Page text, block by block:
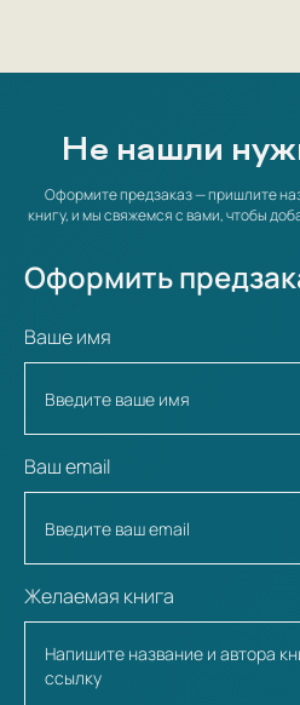
Не нашли
Оформите предзаказ — пришлите
книгу, и мы свяжемся с вами, чтобы
Оформить
Ваше имя
Ваш email
Желаемая книга